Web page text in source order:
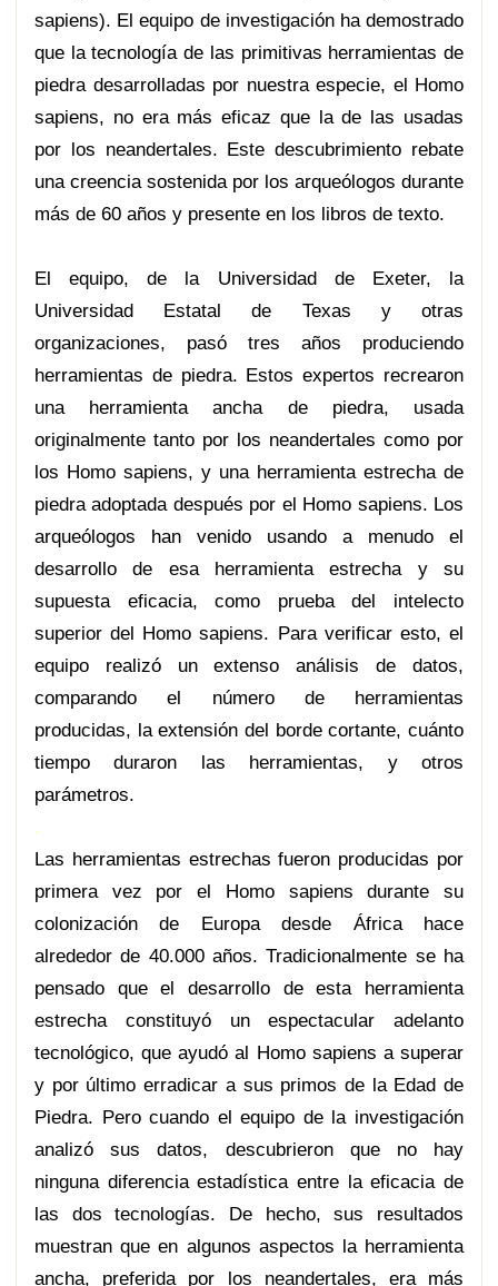
sapiens). El equipo de investigación ha demostrado
que la tecnología de las primitivas herramientas de
piedra desarrolladas por nuestra especie, el Homo
sapiens, no era más eficaz que la de las usadas
por los neandertales. Este descubrimiento rebate
una creencia sostenida por los arqueólogos durante
más de 60 años y presente en los libros de texto.
El equipo, de la Universidad de Exeter, la
Universidad Estatal de Texas y otras
organizaciones, pasó tres años produciendo
herramientas de piedra. Estos expertos recrearon
una herramienta ancha de piedra, usada
originalmente tanto por los neandertales como por
los Homo sapiens, y una herramienta estrecha de
piedra adoptada después por el Homo sapiens. Los
arqueólogos han venido usando a menudo el
desarrollo de esa herramienta estrecha y su
supuesta eficacia, como prueba del intelecto
superior del Homo sapiens. Para verificar esto, el
equipo realizó un extenso análisis de datos,
comparando el número de herramientas
producidas, la extensión del borde cortante, cuánto
tiempo duraron las herramientas, y otros
parámetros.
.
Las herramientas estrechas fueron producidas por
primera vez por el Homo sapiens durante su
colonización de Europa desde África hace
alrededor de 40.000 años. Tradicionalmente se ha
pensado que el desarrollo de esta herramienta
estrecha constituyó un espectacular adelanto
tecnológico, que ayudó al Homo sapiens a superar
y por último erradicar a sus primos de la Edad de
Piedra. Pero cuando el equipo de la investigación
analizó sus datos, descubrieron que no hay
ninguna diferencia estadística entre la eficacia de
las dos tecnologías. De hecho, sus resultados
muestran que en algunos aspectos la herramienta
ancha, preferida por los neandertales, era más